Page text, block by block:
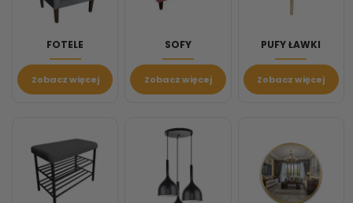
FOTELE
Zobacz więcej
SOFY
Zobacz więcej
PUFY ŁAWKI
Zobacz więcej